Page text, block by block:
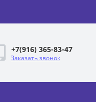
+7(916) 365-83-47
Заказать звонок